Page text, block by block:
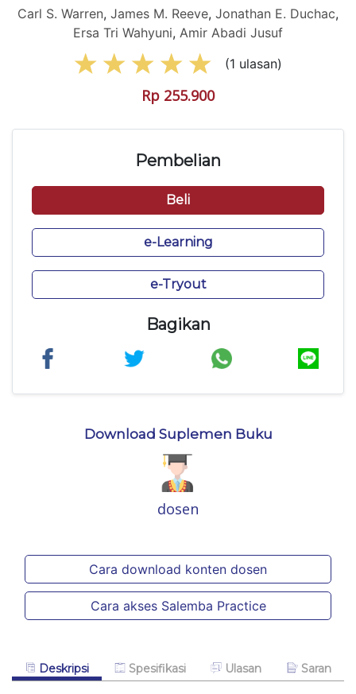
Carl S. Warren, James M. Reeve, Jonathan E. Duchac,
Ersa Tri Wahyuni, Amir Abadi Jusuf
(1 ulasan)
Rp 255.900
Pembelian
Beli
e-Learning
e-Tryout
Bagikan
Download Suplemen Buku
dosen
Cara download konten dosen
Cara akses Salemba Practice
Deskripsi Spesifikasi Ulasan Saran